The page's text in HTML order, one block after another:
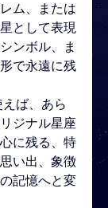
ム、または
として表現
ンボル、ま
で永遠に残
えば、あら
ジナル星座
に残る、特
い出、象徴
記憶へと変